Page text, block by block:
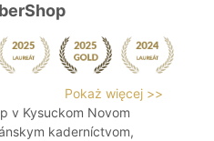
Pokaż więcej >>
v Kysuckom Novom
kaderníctvom,